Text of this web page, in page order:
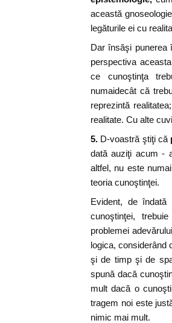
această
legăturile ei cu
Dar însăşi punerea
perspectiva
ce cunoştinţa
numaidecât că
reprezintă
realitate. Cu alte
5. D-voastră ştiţi că
dată auziţi acum -
altfel, nu este
teoria cunoştinţei.
Evident, de
cunoştinţei,
problemei
logica, considerând
şi de timp şi de
spună dacă
mult dacă o
tragem noi este
nimic mai mult.